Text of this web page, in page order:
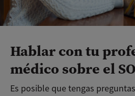
Hablar con tu
médico sobre el
Es posible que tengas